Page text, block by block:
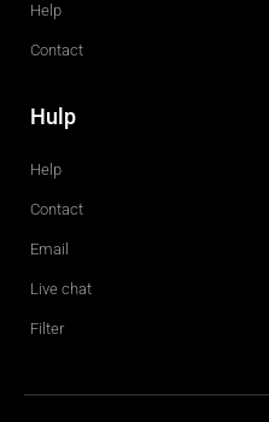
Help
Contact
Hulp
Help
Contact
Email
Live chat
Filter